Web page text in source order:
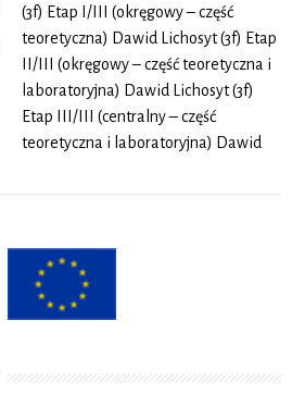
(3f) Etap I/III (okręgowy – część
teoretyczna) Dawid Lichosyt (3f) Etap
II/III (okręgowy – część teoretyczna i
laboratoryjna) Dawid Lichosyt (3f)
Etap III/III (centralny – część
teoretyczna i laboratoryjna) Dawid